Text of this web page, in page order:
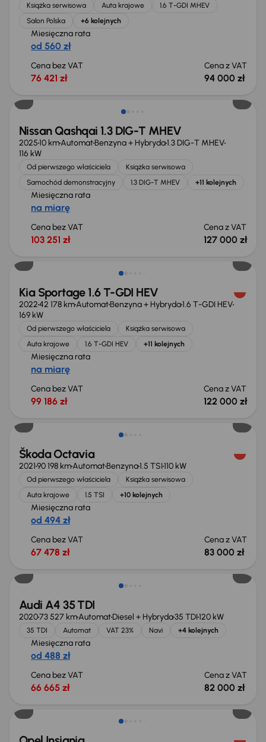
Książka serwisowa Auta krajowe
1.6 T-GDI MHEV
Salon Polska
+6 kolejnych
Miesięczna rata
od 560 zł
Cena bez VAT
76 421 zł
Cena z VAT
94 000 zł
Extra zniżka 1 200 zł
Nissan Qashqai 1.3 DIG-T MHEV
202510 kmAutomatBenzyna + Hybryda1.3 DIG-T MHEV
116 kW
Od pierwszego właściciela
Książka serwisowa
Samochód demonstracyjny
1.3 DIG-T MHEV +11 kolejnych
Miesięczna rata
na miarę
Cena bez VAT
103 251 zł
Cena z VAT
127 000 zł
Taniej o 3 000 zł
Kia Sportage 1.6 T-GDI HEV
202242 178 kmAutomatBenzyna + Hybryda1.6 T-GDI HEV
169 kW
Od pierwszego właściciela
Książka serwisowa
Auta krajowe
1.6 T-GDI HEV +11 kolejnych
Miesięczna rata
na miarę
Cena bez VAT
99 186 zł
Cena z VAT
122 000 zł
Świeżo skupione
Škoda Octavia
202190 198 kmAutomatBenzyna1.5 TSI110 kW
Od pierwszego właściciela
Książka serwisowa
Auta krajowe
1.5 TSI +10 kolejnych
Miesięczna rata
od 494 zł
Cena bez VAT
67 478 zł
Cena z VAT
83 000 zł
Taniej o 1 000 zł
Audi A4 35 TDI
202073 527 kmAutomatDiesel + Hybryda35 TDI120 kW
35 TDI Automat VAT 23% Navi +4 kolejnych
Miesięczna rata
od 488 zł
Cena bez VAT
66 665 zł
Cena z VAT
82 000 zł
Taniej o 1 000 zł